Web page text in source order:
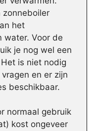
zonneboiler
het
water. Voor de
je nog wel een
is niet nodig
en er zijn
beschikbaar.
normaal gebruik
kost ongeveer